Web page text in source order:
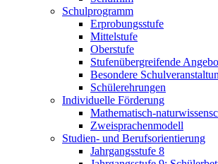
Schulprogramm
Erprobungsstufe
Mittelstufe
Oberstufe
Stufenübergreifende
Besondere
Schülerehrungen
Individuelle Förderung
Mathematisch-
Zweisprachenmodell
Studien- und Berufsorientierung
Jahrgangsstufe 8